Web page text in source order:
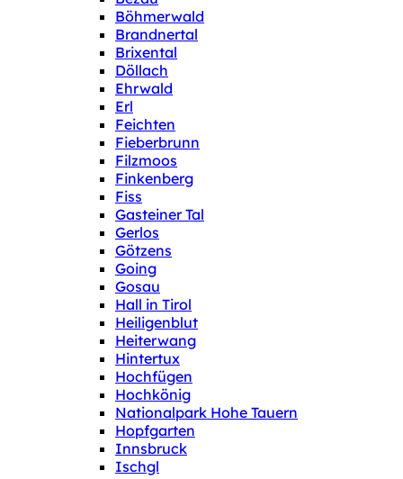
Böhmerwald
Brandnertal
Brixental
Döllach
Ehrwald
Erl
Feichten
Fieberbrunn
Filzmoos
Finkenberg
Fiss
Gasteiner Tal
Gerlos
Götzens
Going
Gosau
Hall in Tirol
Heiligenblut
Heiterwang
Hintertux
Hochfügen
Hochkönig
Nationalpark Hohe Tauern
Hopfgarten
Innsbruck
Ischgl